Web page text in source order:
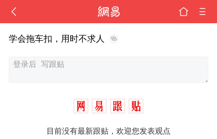
学会拖车扣，用时不求人
目前没有最新跟贴，欢迎您发表观点